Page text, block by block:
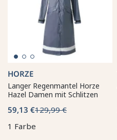
HORZE
Langer Regenmantel Horze
Hazel Damen mit Schlitzen
59,13 €129,99 €
1 Farbe